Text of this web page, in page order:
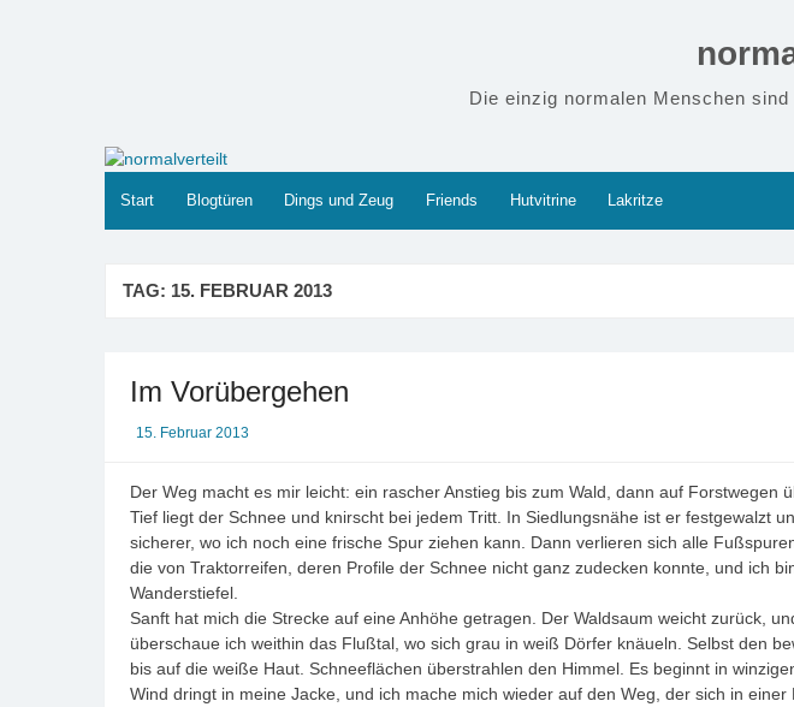
Die einzig normalen Menschen
Start Blogtüren Dings und Zeug Friends Hutvitrine Lakritze
TAG: 15. FEBRUAR 2013
Im Vorübergehen
15. Februar 2013
Der Weg macht es mir leicht: ein rascher Anstieg bis zum Wald, dann auf Forstwegen
Tief liegt der Schnee und knirscht bei jedem Tritt. In Siedlungsnähe ist er festgewalzt
sicherer, wo ich noch eine frische Spur ziehen kann. Dann verlieren sich alle
die von Traktorreifen, deren Profile der Schnee nicht ganz zudecken konnte, und ich
Wanderstiefel.
Sanft hat mich die Strecke auf eine Anhöhe getragen. Der Waldsaum weicht zurück,
überschaue ich weithin das Flußtal, wo sich grau in weiß Dörfer knäueln. Selbst den
bis auf die weiße Haut. Schneeflächen überstrahlen den Himmel. Es beginnt in
Wind dringt in meine Jacke, und ich mache mich wieder auf den Weg, der sich in einer